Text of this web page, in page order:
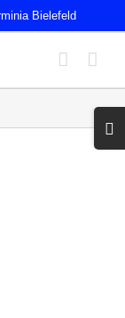
Bielefeld
Bar